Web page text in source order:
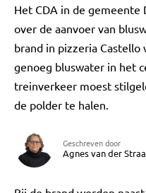
Het CDA in de gemeente
over de aanvoer van
brand in pizzeria
genoeg bluswater in het
treinverkeer moest
de polder te halen.
Geschreven door
Agnes van der